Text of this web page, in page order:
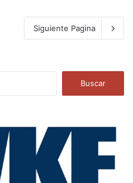
Siguiente Pagina
a